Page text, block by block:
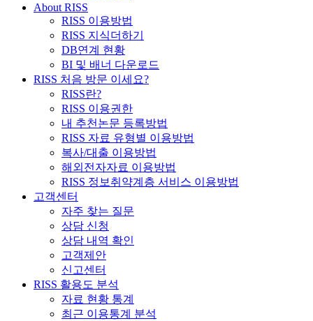
About RISS
RISS 이용방법
RISS 지식더하기
DB연계 현황
BI 및 배너 다운로드
RISS 처음 방문 이세요?
RISS란?
RISS 이용권한
내 추천논문 등록방법
RISS 자료 유형별 이용방법
복사/대출 이용방법
해외전자자료 이용방법
RISS 정보취약계층 서비스 이용방법
고객센터
자주 찾는 질문
상담 신청
상담 내역 확인
고객제안
신고센터
RISS 활용도 분석
자료 현황 통계
최근 이용통계 분석